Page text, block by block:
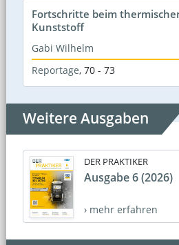
Fortschritte beim
Kunststoff
Gabi Wilhelm
Reportage, 70 - 73
Weitere Ausgaben
DER PRAKTIKER
Ausgabe 6 (2026)
› mehr erfahren